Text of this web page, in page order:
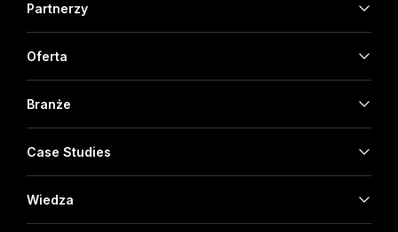
Partnerzy
Oferta
Branże
Case Studies
Wiedza